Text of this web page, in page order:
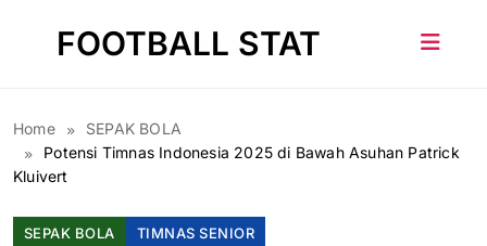
FOOTBALL STAT
Home
SEPAK BOLA
Potensi Timnas Indonesia 2025 di Bawah Asuhan Patrick
Kluivert
SEPAK BOLA TIMNAS SENIOR